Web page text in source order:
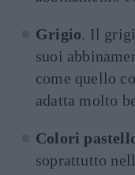
Grigio. Il
suoi
come quello
adatta molto
Colori
soprattutto